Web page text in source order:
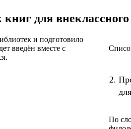
для
и подготовило
введён вместе с
По